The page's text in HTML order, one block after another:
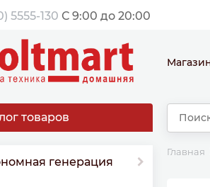
5555-130 С 9:00 до 20:00
товаров
генерация
Главная